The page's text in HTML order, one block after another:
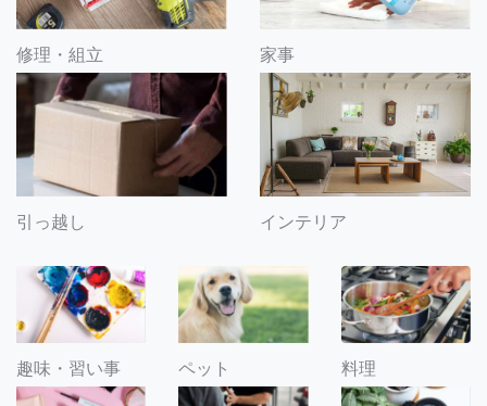
修理・組立 家事
引っ越し インテリア
趣味・習い事 ペット 料理